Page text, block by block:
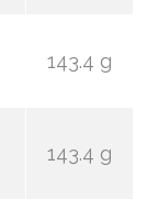
143.4 g
143.4 g